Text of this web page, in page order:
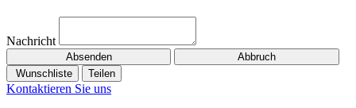
Nachricht
Absenden
Abbruch
Wunschliste
Teilen
Kontaktieren Sie uns